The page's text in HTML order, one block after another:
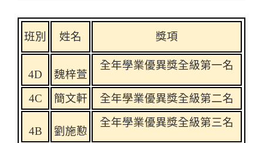
班別 姓名 獎項
4D 魏梓萱
全年學業優異獎全級第一名
4C 簡文軒 全年學業優異獎全級第二名
4B 劉施懃
全年學業優異獎全級第三名